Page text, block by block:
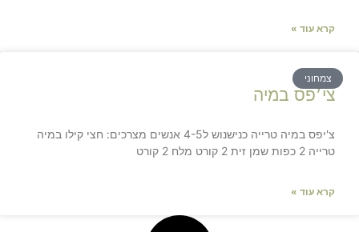
קרא עוד »
צמחוני
צי׳פס במיה
צ'יפס במיה טרייה כנישנוש ל4-5 אנשים מצרכים: חצי קילו במיה
טרייה 2 כפות שמן זית 2 קורט מלח 2 קורט
קרא עוד »